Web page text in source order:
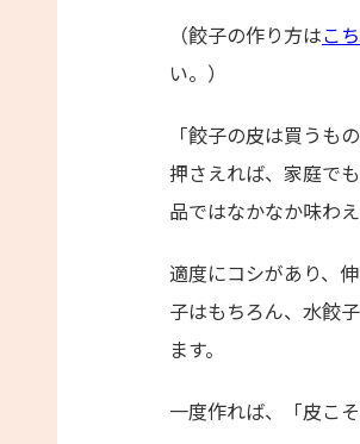
（餃子の作り方はこ
い。）
「餃子の皮は買うも
押さえれば、家庭で
品ではなかなか味わえ
適度にコシがあり、
子はもちろん、水餃
ます。
一度作れば、「皮こ